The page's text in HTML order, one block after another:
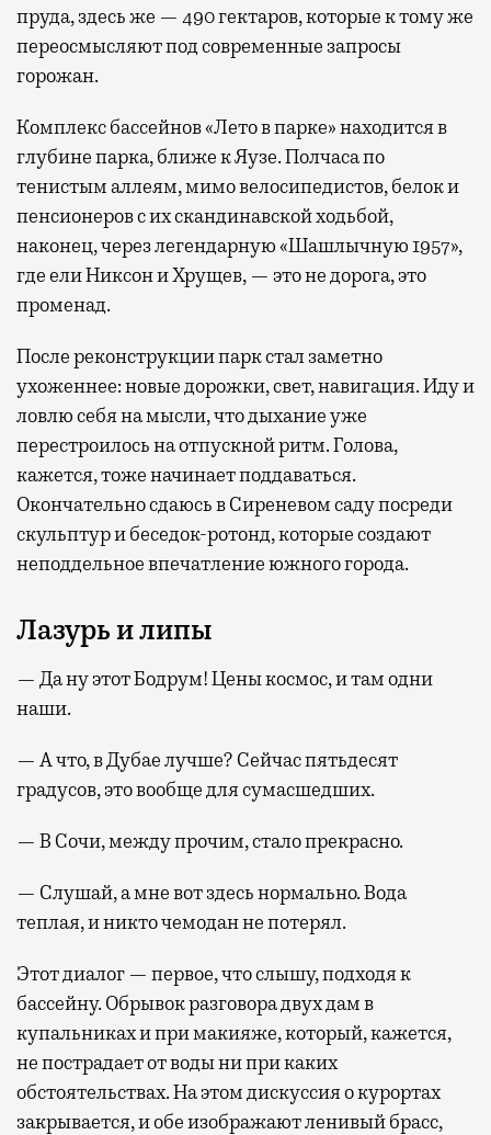
пруда, здесь же — 490 гектаров, которые к тому же
переосмысляют под современные запросы
горожан.
Комплекс бассейнов «Лето в парке» находится в
глубине парка, ближе к Яузе. Полчаса по
тенистым аллеям, мимо велосипедистов, белок и
пенсионеров с их скандинавской ходьбой,
наконец, через легендарную «Шашлычную 1957»,
где ели Никсон и Хрущев, — это не дорога, это
променад.
После реконструкции парк стал заметно
ухоженнее: новые дорожки, свет, навигация. Иду и
ловлю себя на мысли, что дыхание уже
перестроилось на отпускной ритм. Голова,
кажется, тоже начинает поддаваться.
Окончательно сдаюсь в Сиреневом саду посреди
скульптур и беседок-ротонд, которые создают
неподдельное впечатление южного города.
Лазурь и липы
— Да ну этот Бодрум! Цены космос, и там одни
наши.
— А что, в Дубае лучше? Сейчас пятьдесят
градусов, это вообще для сумасшедших.
— В Сочи, между прочим, стало прекрасно.
— Слушай, а мне вот здесь нормально. Вода
теплая, и никто чемодан не потерял.
Этот диалог — первое, что слышу, подходя к
бассейну. Обрывок разговора двух дам в
купальниках и при макияже, который, кажется,
не пострадает от воды ни при каких
обстоятельствах. На этом дискуссия о курортах
закрывается, и обе изображают ленивый брасс,